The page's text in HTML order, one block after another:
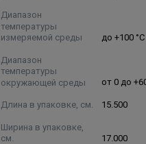
Диапазон
температуры
измеряемой среды
до +100 °C
Диапазон
температуры
окружающей среды
от 0 до
Длина в упаковке, см. 15.500
Ширина в упаковке,
см.
17.000